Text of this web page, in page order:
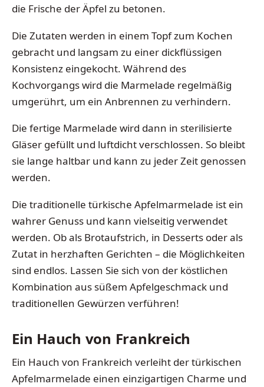
die Frische der Äpfel zu betonen.
Die Zutaten werden in einem Topf zum Kochen
gebracht und langsam zu einer dickflüssigen
Konsistenz eingekocht. Während des
Kochvorgangs wird die Marmelade regelmäßig
umgerührt, um ein Anbrennen zu verhindern.
Die fertige Marmelade wird dann in sterilisierte
Gläser gefüllt und luftdicht verschlossen. So bleibt
sie lange haltbar und kann zu jeder Zeit genossen
werden.
Die traditionelle türkische Apfelmarmelade ist ein
wahrer Genuss und kann vielseitig verwendet
werden. Ob als Brotaufstrich, in Desserts oder als
Zutat in herzhaften Gerichten – die Möglichkeiten
sind endlos. Lassen Sie sich von der köstlichen
Kombination aus süßem Apfelgeschmack und
traditionellen Gewürzen verführen!
Ein Hauch von Frankreich
Ein Hauch von Frankreich verleiht der türkischen
Apfelmarmelade einen einzigartigen Charme und